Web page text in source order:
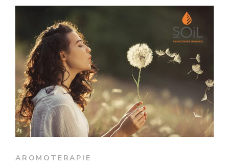
AROMOTERAPIE